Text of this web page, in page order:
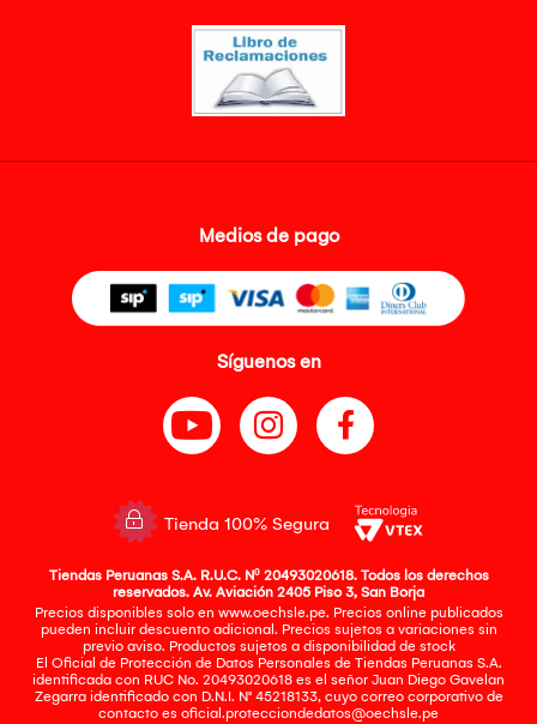
Medios de pago
Síguenos en
Tienda 100% Segura
Tiendas Peruanas S.A. R.U.C. Nº 20493020618. Todos los derechos
reservados. Av. Aviación 2405 Piso 3, San Borja
Precios disponibles solo en www.oechsle.pe. Precios online publicados
pueden incluir descuento adicional. Precios sujetos a variaciones sin
previo aviso. Productos sujetos a disponibilidad de stock
El Oficial de Protección de Datos Personales de Tiendas Peruanas S.A.
identificada con RUC No. 20493020618 es el señor Juan Diego Gavelan
Zegarra identificado con D.N.I. N° 45218133, cuyo correo corporativo de
contacto es oficial.protecciondedatos@oechsle.pe